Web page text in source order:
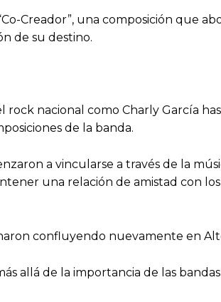
Creador”, una composición que
de su destino.
nacional como Charly García
de la banda.
a vincularse a través de la
una relación de amistad con
confluyendo nuevamente en
allá de la importancia de las